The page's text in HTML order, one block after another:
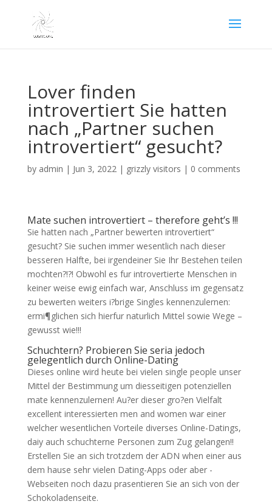
Lover finden
introvertiert Sie hatten
nach „Partner suchen
introvertiert“ gesucht?
by admin | Jun 3, 2022| grizzly visitors | 0 comments
Mate suchen introvertiert – therefore geht’s !!!
Sie hatten nach „Partner bewerten introvertiert“
gesucht? Sie suchen immer wesentlich nach dieser
besseren Halfte, bei irgendeiner Sie Ihr Bestehen teilen
mochten?!?! Obwohl es fur introvertierte Menschen in
keiner weise ewig einfach war, Anschluss im gegensatz
zu bewerten weiters i?brige Singles kennenzulernen:
ermi¶glichen sich hierfur naturlich Mittel sowie Wege –
gewusst wie!!!
Schuchtern? Probieren Sie seria jedoch
gelegentlich durch Online-Dating
Dieses online wird heute bei vielen single people unser
Mittel der Bestimmung um diesseitigen potenziellen
mate kennenzulernen! Au?er dieser gro?en Vielfalt
excellent interessierten men and women war einer
welcher wesentlichen Vorteile diverses Online-Datings,
daiy auch schuchterne Personen zum Zug gelangen!!
Erstellen Sie an sich trotzdem der ADN when einer aus
dem hause sehr vielen Dating-Apps oder aber -
Webseiten noch dazu prasentieren Sie an sich von der
Schokoladenseite.